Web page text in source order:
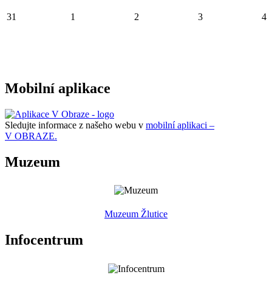
31 1 2 3 4
Mobilní aplikace
Sledujte informace z našeho webu v mobilní aplikaci –
V OBRAZE.
Muzeum
Muzeum Žlutice
Infocentrum